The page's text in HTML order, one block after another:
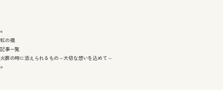
«
虹の橋
記事一覧
火葬の時に添えられるもの～大切な想いを込めて～
»